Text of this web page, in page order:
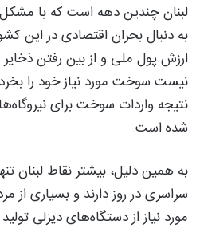
لبنان چندین دهه است که با مشکل
ارزش پول ملی و از بین رفتن ذخایر
نیست سوخت مورد نیاز خود را
نتیجه واردات سوخت برای
شده است.
به همین دلیل، بیشتر نقاط لبنان
سراسری در روز دارند و بسیاری از
مورد نیاز از دستگاه‌های دیزلی